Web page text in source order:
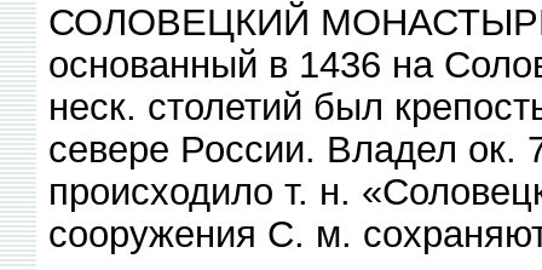
СОЛОВЕЦКИЙ МОНАСТЫРЬ,
основанный в 1436 на
неск. столетий был
севере России. Владел
происходило т. н.
сооружения С. м.